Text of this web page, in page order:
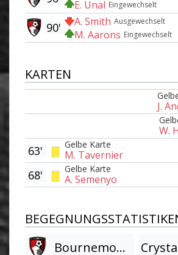
Eingewechselt
E. Ünal
Ausgewechselt
A. Smith
Eingewechselt
M. Aarons
90'
KARTEN
J.
W.
Gelbe Karte
M. Tavernier
63'
Gelbe Karte
A. Semenyo
68'
Bournemouth